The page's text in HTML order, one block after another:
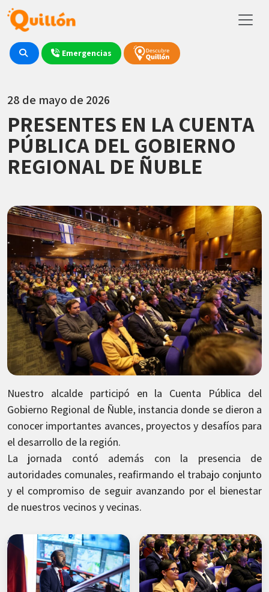
Emergencias
28 de mayo de 2026
PRESENTES EN LA CUENTA
PÚBLICA DEL GOBIERNO
REGIONAL DE ÑUBLE
Nuestro alcalde participó en la Cuenta Pública del
Gobierno Regional de Ñuble, instancia donde se dieron a
conocer importantes avances, proyectos y desafíos para
el desarrollo de la región.
La jornada contó además con la presencia de
autoridades comunales, reafirmando el trabajo conjunto
y el compromiso de seguir avanzando por el bienestar
de nuestros vecinos y vecinas.